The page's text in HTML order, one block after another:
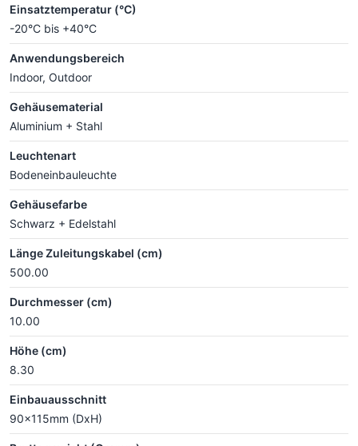
Einsatztemperatur (°C)
-20°C bis +40°C
Anwendungsbereich
Indoor, Outdoor
Gehäusematerial
Aluminium + Stahl
Leuchtenart
Bodeneinbauleuchte
Gehäusefarbe
Schwarz + Edelstahl
Länge Zuleitungskabel (cm)
500.00
Durchmesser (cm)
10.00
Höhe (cm)
8.30
Einbauausschnitt
90x115mm (DxH)